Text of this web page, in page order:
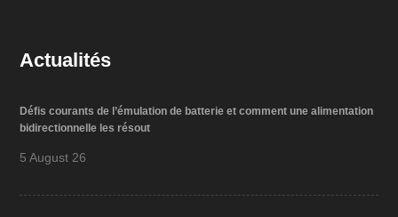
Actualités
Défis courants de l’émulation de batterie et comment une alimentation
bidirectionnelle les résout
5 August 26